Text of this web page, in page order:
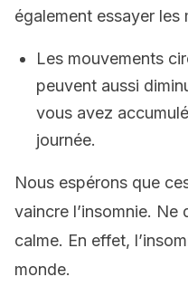
également essayer les
Les mouvements
peuvent aussi
vous avez
journée.
Nous espérons que
vaincre l’insomnie.
calme. En effet,
monde.